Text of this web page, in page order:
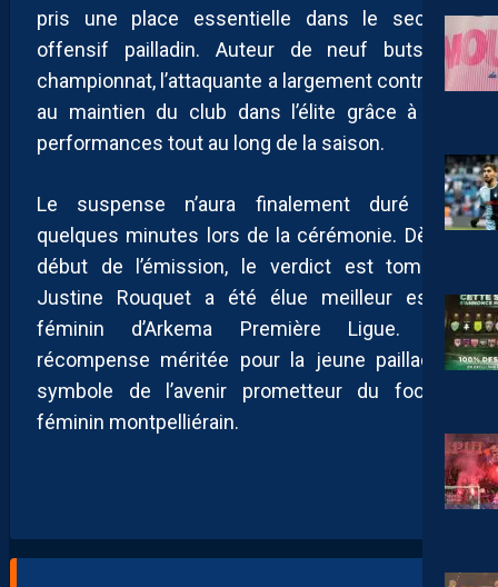
pris une place essentielle dans le secteur
offensif pailladin. Auteur de neuf buts en
championnat, l’attaquante a largement contribué
au maintien du club dans l’élite grâce à ses
performances tout au long de la saison.
Le suspense n’aura finalement duré que
quelques minutes lors de la cérémonie. Dès le
début de l’émission, le verdict est tombé :
Justine Rouquet a été élue meilleur espoir
féminin d’Arkema Première Ligue. Une
récompense méritée pour la jeune pailladine,
symbole de l’avenir prometteur du football
féminin montpelliérain.